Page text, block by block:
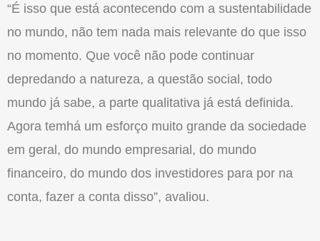
“É isso que está acontecendo com a sustentabilidade
no mundo, não tem nada mais relevante do que isso
no momento. Que você não pode continuar
depredando a natureza, a questão social, todo
mundo já sabe, a parte qualitativa já está definida.
Agora temhá um esforço muito grande da sociedade
em geral, do mundo empresarial, do mundo
financeiro, do mundo dos investidores para por na
conta, fazer a conta disso”, avaliou.